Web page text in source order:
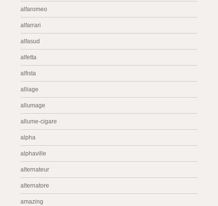
alfaromeo
alfarrari
alfasud
alfetta
alfista
alliage
allumage
allume-cigare
alpha
alphaville
alternateur
alternatore
amazing